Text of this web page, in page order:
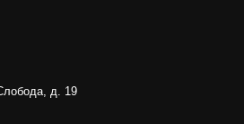
д. 19